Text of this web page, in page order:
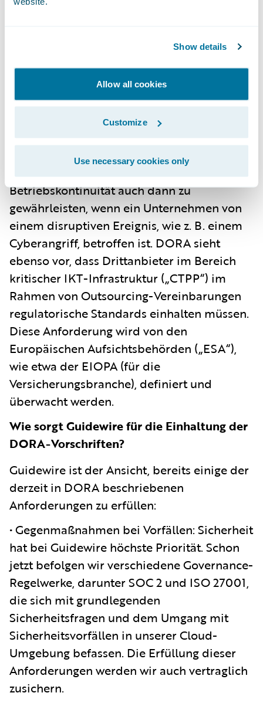
Show details
Allow all cookies
Customize
Use necessary cookies only
Risikomanagement durch einen
einheitlichen Ansatz für den Umgang mit
IKT-bezogenen Vorfällen in der
europäischen Finanz- und
Versicherungsbranche ersetzen. Guidewire
unterstützt diesen Ansatz. DORA befasst
sich auch mit der Betriebsstabilität in der
Finanzbranche. Ziel ist es, die
Betriebskontinuität auch dann zu
gewährleisten, wenn ein Unternehmen von
einem disruptiven Ereignis, wie z. B. einem
Cyberangriff, betroffen ist. DORA sieht
ebenso vor, dass Drittanbieter im Bereich
kritischer IKT-Infrastruktur („CTPP“) im
Rahmen von Outsourcing-Vereinbarungen
regulatorische Standards einhalten müssen.
Diese Anforderung wird von den
Europäischen Aufsichtsbehörden („ESA“),
wie etwa der EIOPA (für die
Versicherungsbranche), definiert und
überwacht werden.
Wie sorgt Guidewire für die Einhaltung der
DORA-Vorschriften?
Guidewire ist der Ansicht, bereits einige der
derzeit in DORA beschriebenen
Anforderungen zu erfüllen:
• Gegenmaßnahmen bei Vorfällen: Sicherheit
hat bei Guidewire höchste Priorität. Schon
jetzt befolgen wir verschiedene Governance-
Regelwerke, darunter SOC 2 und ISO 27001,
die sich mit grundlegenden
Sicherheitsfragen und dem Umgang mit
Sicherheitsvorfällen in unserer Cloud-
Umgebung befassen. Die Erfüllung dieser
Anforderungen werden wir auch vertraglich
zusichern.